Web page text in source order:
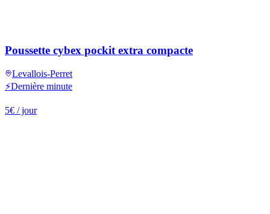
Poussette cybex pockit extra compacte
Levallois-Perret
⚡Dernière minute
5€ / jour